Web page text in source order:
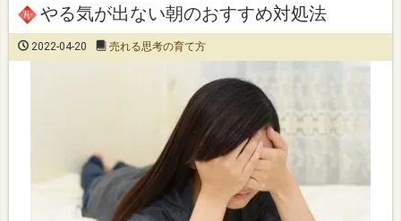
やる気が出ない朝のおすすめ対処法
2022-04-20 売れる思考の育て方